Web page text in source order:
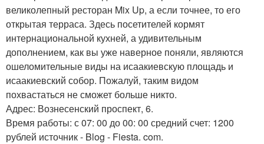
великолепный ресторан Mix Up, а если точнее, то его
открытая терраса. Здесь посетителей кормят
интернациональной кухней, а удивительным
дополнением, как вы уже наверное поняли, являются
ошеломительные виды на исаакиевскую площадь и
исаакиевский собор. Пожалуй, таким видом
похвастаться не сможет больше никто.
Адрес: Вознесенский проспект, 6.
Время работы: с 07: 00 до 00: 00 средний счет: 1200
рублей источник - Blog - Fiesta. com.